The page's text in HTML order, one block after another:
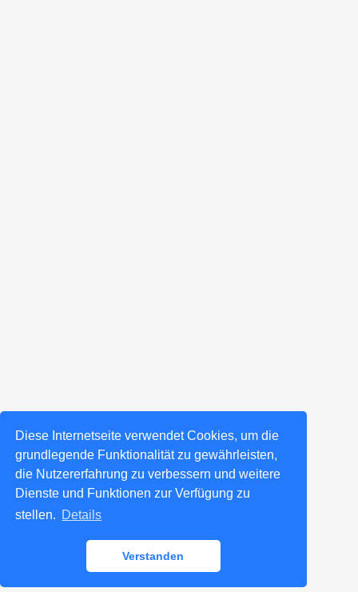
Diese Internetseite verwendet Cookies, um die
grundlegende Funktionalität zu gewährleisten,
die Nutzererfahrung zu verbessern und weitere
Dienste und Funktionen zur Verfügung zu
stellen. Details
Verstanden